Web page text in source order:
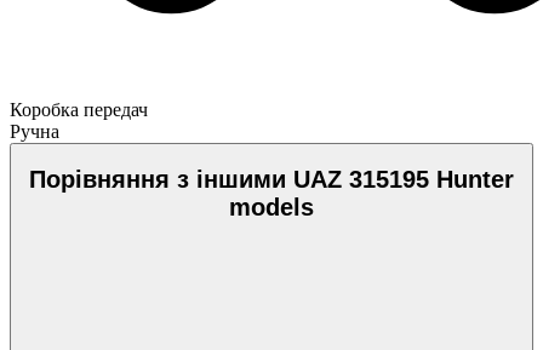
Коробка передач
Ручна
Порівняння з іншими UAZ 315195 Hunter
models